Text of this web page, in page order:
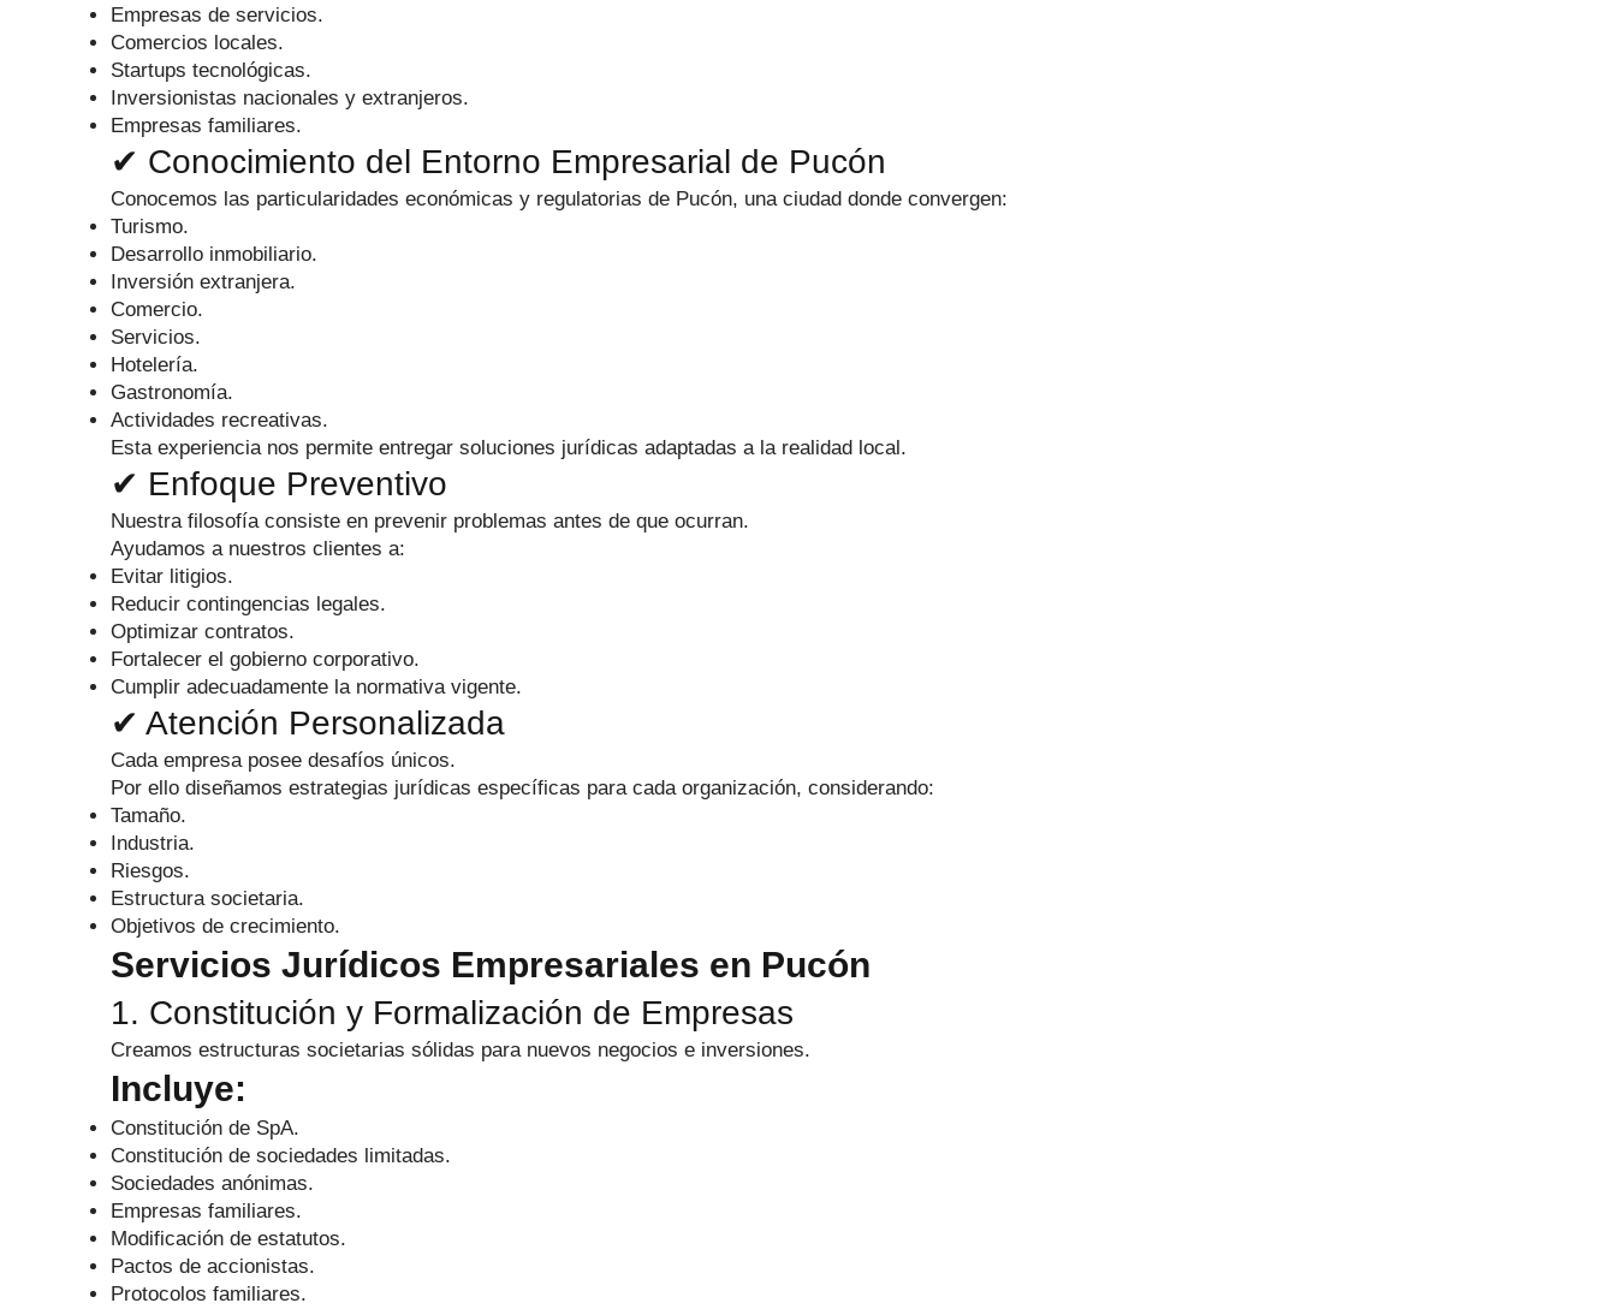
Empresas de servicios.
Comercios locales.
Startups tecnológicas.
Inversionistas nacionales y extranjeros.
Empresas familiares.
✔ Conocimiento del Entorno Empresarial de Pucón
Conocemos las particularidades económicas y regulatorias de Pucón, una ciudad donde convergen:
Turismo.
Desarrollo inmobiliario.
Inversión extranjera.
Comercio.
Servicios.
Hotelería.
Gastronomía.
Actividades recreativas.
Esta experiencia nos permite entregar soluciones jurídicas adaptadas a la realidad local.
✔ Enfoque Preventivo
Nuestra filosofía consiste en prevenir problemas antes de que ocurran.
Ayudamos a nuestros clientes a:
Evitar litigios.
Reducir contingencias legales.
Optimizar contratos.
Fortalecer el gobierno corporativo.
Cumplir adecuadamente la normativa vigente.
✔ Atención Personalizada
Cada empresa posee desafíos únicos.
Por ello diseñamos estrategias jurídicas específicas para cada organización, considerando:
Tamaño.
Industria.
Riesgos.
Estructura societaria.
Objetivos de crecimiento.
Servicios Jurídicos Empresariales en Pucón
1. Constitución y Formalización de Empresas
Creamos estructuras societarias sólidas para nuevos negocios e inversiones.
Incluye:
Constitución de SpA.
Constitución de sociedades limitadas.
Sociedades anónimas.
Empresas familiares.
Modificación de estatutos.
Pactos de accionistas.
Protocolos familiares.